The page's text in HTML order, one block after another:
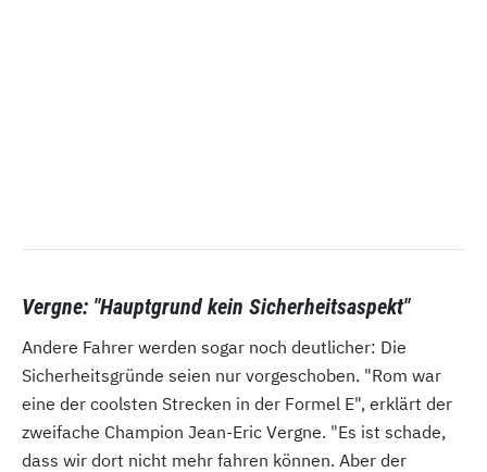
Vergne: "Hauptgrund kein Sicherheitsaspekt"
Andere Fahrer werden sogar noch deutlicher: Die
Sicherheitsgründe seien nur vorgeschoben. "Rom war
eine der coolsten Strecken in der Formel E", erklärt der
zweifache Champion Jean-Eric Vergne. "Es ist schade,
dass wir dort nicht mehr fahren können. Aber der